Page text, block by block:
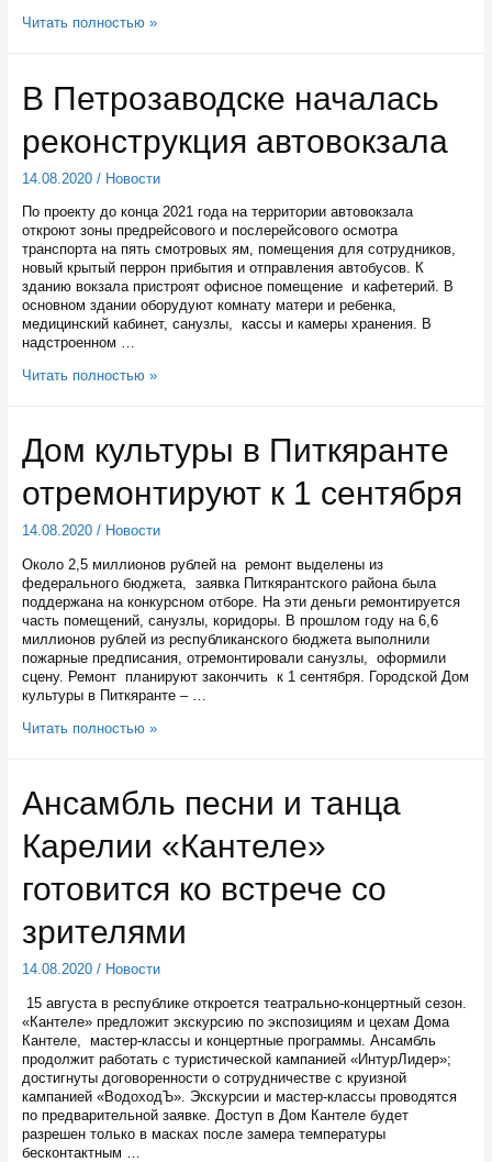
В
историю
по
вепсским
сказаниям
Читать полностью »
В Петрозаводске началась
реконструкция автовокзала
14.08.2020/ Новости
По проекту до конца 2021 года на территории автовокзала
откроют зоны предрейсового и послерейсового осмотра
транспорта на пять смотровых ям, помещения для сотрудников,
новый крытый перрон прибытия и отправления автобусов. К
зданию вокзала пристроят офисное помещение и кафетерий. В
основном здании оборудуют комнату матери и ребенка,
медицинский кабинет, санузлы, кассы и камеры хранения. В
надстроенном …
В
автовокзала
Читать полностью »
Дом культуры в Питкяранте
отремонтируют к 1 сентября
14.08.2020/ Новости
Около 2,5 миллионов рублей на ремонт выделены из
федерального бюджета, заявка Питкярантского района была
поддержана на конкурсном отборе. На эти деньги ремонтируется
часть помещений, санузлы, коридоры. В прошлом году на 6,6
миллионов рублей из республиканского бюджета выполнили
пожарные предписания, отремонтировали санузлы, оформили
сцену. Ремонт планируют закончить к 1 сентября. Городской Дом
культуры в Питкяранте – …
Дом
отремонтируют
1
сентября
Читать полностью »
Ансамбль песни и танца
Карелии «Кантеле»
готовится ко встрече со
зрителями
14.08.2020/ Новости
15 августа в республике откроется театрально-концертный сезон.
«Кантеле» предложит экскурсию по экспозициям и цехам Дома
Кантеле, мастер-классы и концертные программы. Ансамбль
продолжит работать с туристической кампанией «ИнтурЛидер»;
достигнуты договоренности о сотрудничестве с круизной
кампанией «ВодоходЪ». Экскурсии и мастер-классы проводятся
по предварительной заявке. Доступ в Дом Кантеле будет
разрешен только в масках после замера температуры
бесконтактным …